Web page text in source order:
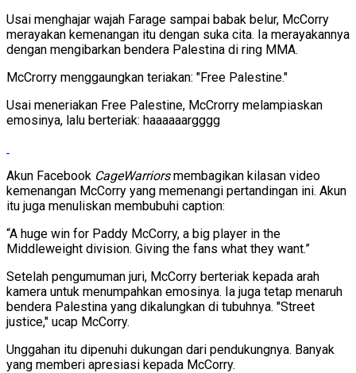
Usai menghajar wajah Farage sampai babak belur, McCorry
merayakan kemenangan itu dengan suka cita. Ia merayakannya
dengan mengibarkan bendera Palestina di ring MMA.
McCrorry menggaungkan teriakan: "Free Palestine."
Usai meneriakan Free Palestine, McCrorry melampiaskan
emosinya, lalu berteriak: haaaaaargggg
Akun Facebook CageWarriorsmembagikan kilasan video
kemenangan McCorry yang memenangi pertandingan ini. Akun
itu juga menuliskan membubuhi caption:
“A huge win for Paddy McCorry, a big player in the
Middleweight division. Giving the fans what they want.”
Setelah pengumuman juri, McCorry berteriak kepada arah
kamera untuk menumpahkan emosinya. Ia juga tetap menaruh
bendera Palestina yang dikalungkan di tubuhnya. "Street
justice," ucap McCorry.
Unggahan itu dipenuhi dukungan dari pendukungnya. Banyak
yang memberi apresiasi kepada McCorry.